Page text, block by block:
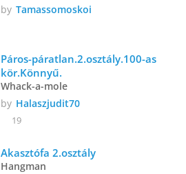
by Tamassomoskoi
Páros-páratlan.2.osztály.100-as
kör.Könnyű.
Whack-a-mole
by Halaszjudit70
19
Akasztófa 2.osztály
Hangman